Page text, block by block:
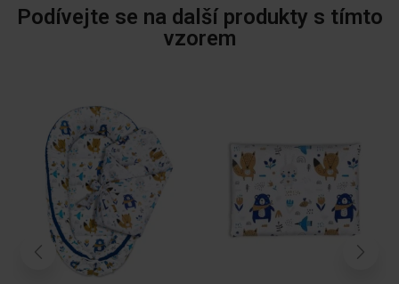
Podívejte se na další produkty s tímto
vzorem